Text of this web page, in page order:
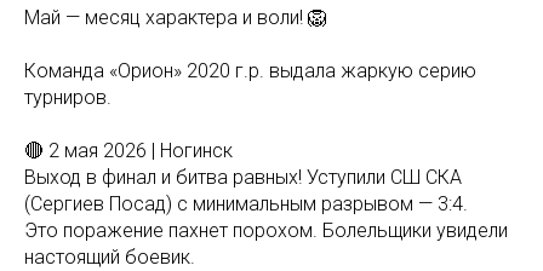
Май — месяц характера и воли! 🦁
Команда «Орион» 2020 г.р. выдала жаркую серию
турниров.
🔴 2 мая 2026 | Ногинск
Выход в финал и битва равных! Уступили СШ СКА
(Сергиев Посад) с минимальным разрывом — 3:4.
Это поражение пахнет порохом. Болельщики увидели
настоящий боевик.